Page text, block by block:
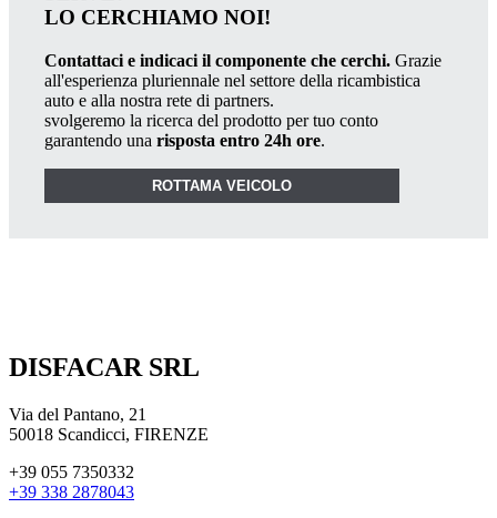
LO CERCHIAMO NOI!
Contattaci e indicaci il componente che cerchi. Grazie
all'esperienza pluriennale nel settore della ricambistica
auto e alla nostra rete di partners.
svolgeremo la ricerca del prodotto per tuo conto
garantendo una risposta entro 24h ore.
ROTTAMA VEICOLO
DISFACAR SRL
Via del Pantano, 21
50018 Scandicci, FIRENZE
+39 055 7350332
+39 338 2878043